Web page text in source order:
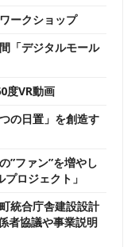
ークショップ
「デジタルモール
度VR動画
の日置」を創造す
”ファン”を増やし
ロジェクト」
統合庁舎建設設計
者協議や事業説明